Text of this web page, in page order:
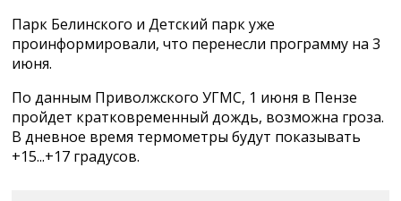
Парк Белинского и Детский парк уже
проинформировали, что перенесли программу на 3
июня.
По данным Приволжского УГМС, 1 июня в Пензе
пройдет кратковременный дождь, возможна гроза.
В дневное время термометры будут показывать
+15...+17 градусов.